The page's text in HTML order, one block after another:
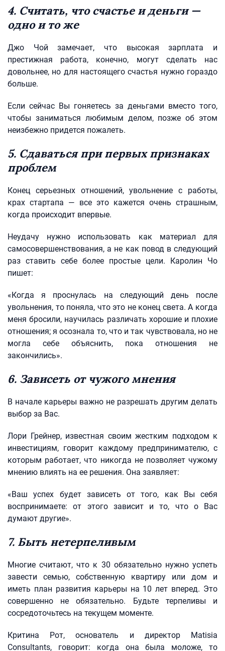
4. Считать, что счастье и деньги —
одно и то же
Джо Чой замечает, что высокая зарплата и
престижная работа, конечно, могут сделать нас
довольнее, но для настоящего счастья нужно гораздо
больше.
Если сейчас Вы гоняетесь за деньгами вместо того,
чтобы заниматься любимым делом, позже об этом
неизбежно придется пожалеть.
5. Сдаваться при первых признаках
проблем
Конец серьезных отношений, увольнение с работы,
крах стартапа — все это кажется очень страшным,
когда происходит впервые.
Неудачу нужно использовать как материал для
самосовершенствования, а не как повод в следующий
раз ставить себе более простые цели. Каролин Чо
пишет:
«Когда я проснулась на следующий день после
увольнения, то поняла, что это не конец света. А когда
меня бросили, научилась различать хорошие и плохие
отношения; я осознала то, что и так чувствовала, но не
могла себе объяснить, пока отношения не
закончились».
6. Зависеть от чужого мнения
В начале карьеры важно не разрешать другим делать
выбор за Вас.
Лори Грейнер, известная своим жестким подходом к
инвестициям, говорит каждому предпринимателю, с
которым работает, что никогда не позволяет чужому
мнению влиять на ее решения. Она заявляет:
«Ваш успех будет зависеть от того, как Вы себя
воспринимаете: от этого зависит и то, что о Вас
думают другие».
7. Быть нетерпеливым
Многие считают, что к 30 обязательно нужно успеть
завести семью, собственную квартиру или дом и
иметь план развития карьеры на 10 лет вперед. Это
совершенно не обязательно. Будьте терпеливы и
сосредоточьтесь на текущем моменте.
Критина Рот, основатель и директор Matisia
Consultants, говорит: когда она была моложе, то